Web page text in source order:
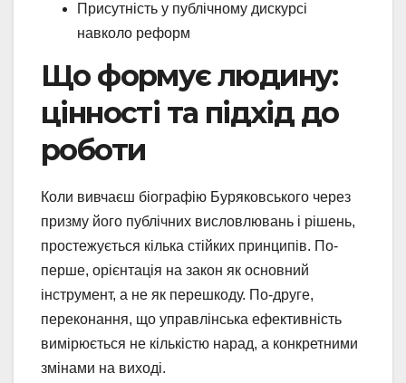
Присутність у публічному дискурсі
навколо реформ
Що формує людину:
цінності та підхід до
роботи
Коли вивчаєш біографію Буряковського через
призму його публічних висловлювань і рішень,
простежується кілька стійких принципів. По-
перше, орієнтація на закон як основний
інструмент, а не як перешкоду. По-друге,
переконання, що управлінська ефективність
вимірюється не кількістю нарад, а конкретними
змінами на виході.